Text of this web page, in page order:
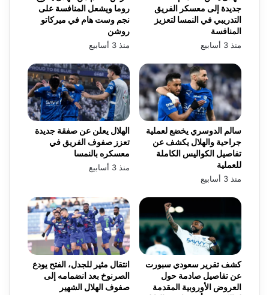
روما ويشعل المنافسة على
نجم وست هام في ميركاتو
روشن
منذ 3 أسابيع
جديدة إلى معسكر الفريق
التدريبي في النمسا لتعزيز
المنافسة
منذ 3 أسابيع
الهلال يعلن عن صفقة جديدة
تعزز صفوف الفريق في
معسكره بالنمسا
منذ 3 أسابيع
سالم الدوسري يخضع لعملية
جراحية والهلال يكشف عن
تفاصيل الكواليس الكاملة
للعملية
منذ 3 أسابيع
انتقال مثير للجدل، الفتح يودع
الصرنوخ بعد انضمامه إلى
صفوف الهلال الشهير
كشف تقرير سعودي سبورت
عن تفاصيل صادمة حول
العروض الأوروبية المقدمة